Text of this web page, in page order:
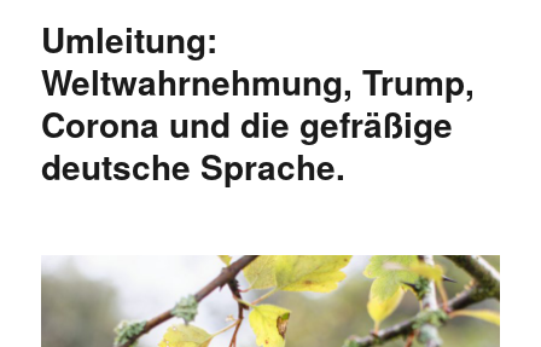
ein
„t“.
Umleitung:
Weltwahrnehmung, Trump,
Corona und die gefräßige
deutsche Sprache.